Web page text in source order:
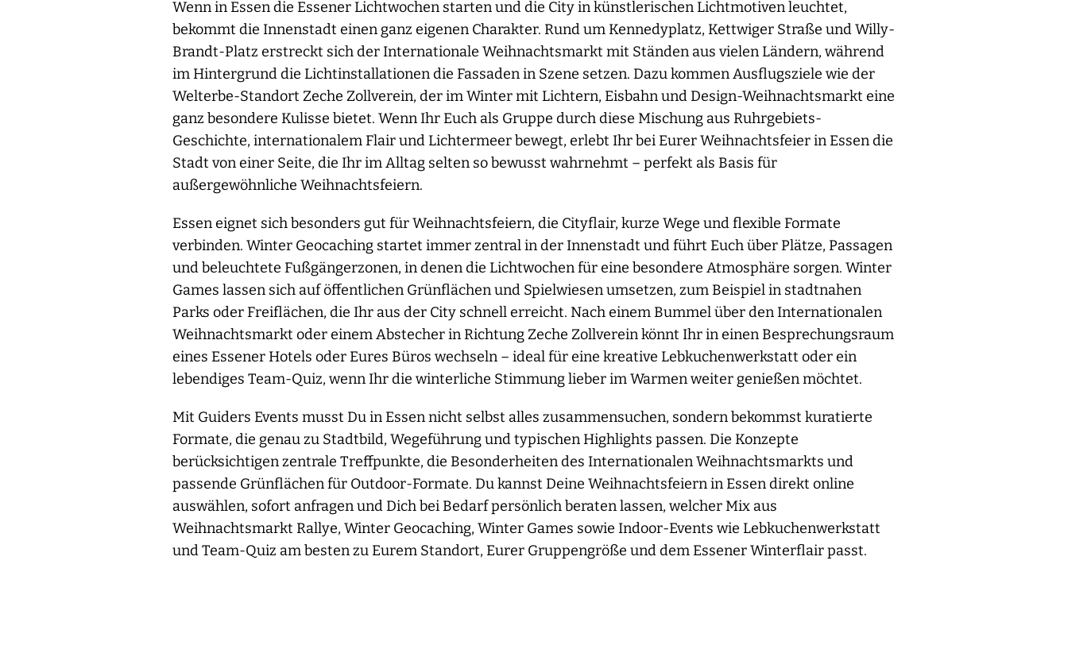
Wenn in Essen die Essener Lichtwochen starten und die City in künstlerischen Lichtmotiven leuchtet,
bekommt die Innenstadt einen ganz eigenen Charakter. Rund um Kennedyplatz, Kettwiger Straße und Willy-
Brandt-Platz erstreckt sich der Internationale Weihnachtsmarkt mit Ständen aus vielen Ländern, während
im Hintergrund die Lichtinstallationen die Fassaden in Szene setzen. Dazu kommen Ausflugsziele wie der
Welterbe-Standort Zeche Zollverein, der im Winter mit Lichtern, Eisbahn und Design-Weihnachtsmarkt eine
ganz besondere Kulisse bietet. Wenn Ihr Euch als Gruppe durch diese Mischung aus Ruhrgebiets-
Geschichte, internationalem Flair und Lichtermeer bewegt, erlebt Ihr bei Eurer Weihnachtsfeier in Essen die
Stadt von einer Seite, die Ihr im Alltag selten so bewusst wahrnehmt – perfekt als Basis für
außergewöhnliche Weihnachtsfeiern.
Essen eignet sich besonders gut für Weihnachtsfeiern, die Cityflair, kurze Wege und flexible Formate
verbinden. Winter Geocaching startet immer zentral in der Innenstadt und führt Euch über Plätze, Passagen
und beleuchtete Fußgängerzonen, in denen die Lichtwochen für eine besondere Atmosphäre sorgen. Winter
Games lassen sich auf öffentlichen Grünflächen und Spielwiesen umsetzen, zum Beispiel in stadtnahen
Parks oder Freiflächen, die Ihr aus der City schnell erreicht. Nach einem Bummel über den Internationalen
Weihnachtsmarkt oder einem Abstecher in Richtung Zeche Zollverein könnt Ihr in einen Besprechungsraum
eines Essener Hotels oder Eures Büros wechseln – ideal für eine kreative Lebkuchenwerkstatt oder ein
lebendiges Team-Quiz, wenn Ihr die winterliche Stimmung lieber im Warmen weiter genießen möchtet.
Mit Guiders Events musst Du in Essen nicht selbst alles zusammensuchen, sondern bekommst kuratierte
Formate, die genau zu Stadtbild, Wegeführung und typischen Highlights passen. Die Konzepte
berücksichtigen zentrale Treffpunkte, die Besonderheiten des Internationalen Weihnachtsmarkts und
passende Grünflächen für Outdoor-Formate. Du kannst Deine Weihnachtsfeiern in Essen direkt online
auswählen, sofort anfragen und Dich bei Bedarf persönlich beraten lassen, welcher Mix aus
Weihnachtsmarkt Rallye, Winter Geocaching, Winter Games sowie Indoor-Events wie Lebkuchenwerkstatt
und Team-Quiz am besten zu Eurem Standort, Eurer Gruppengröße und dem Essener Winterflair passt.